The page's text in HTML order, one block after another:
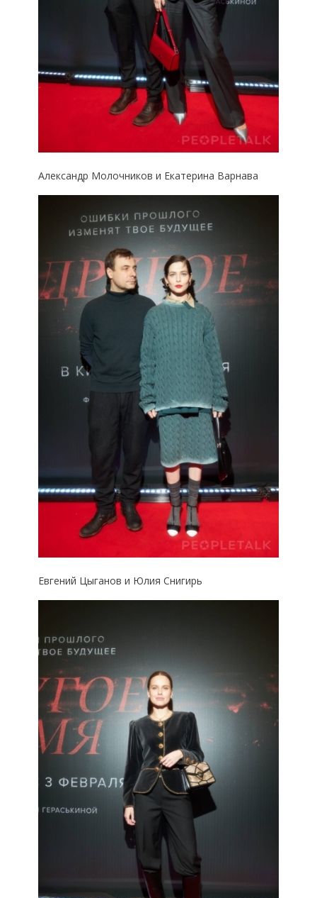
Александр Молочников и Екатерина Варнава
Евгений Цыганов и Юлия Снигирь